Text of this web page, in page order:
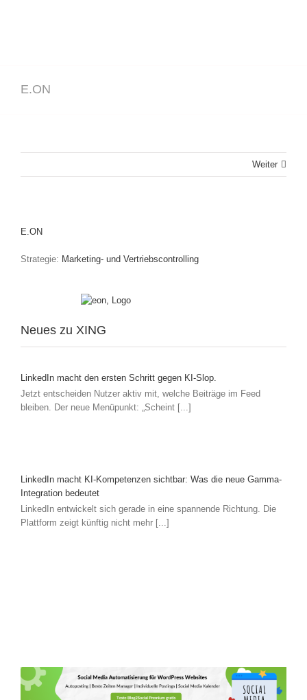
E.ON
Weiter
E.ON
Strategie: Marketing- und Vertriebscontrolling
Neues zu XING
LinkedIn macht den ersten Schritt gegen KI-Slop.
Jetzt entscheiden Nutzer aktiv mit, welche Beiträge im Feed
bleiben. Der neue Menüpunkt: „Scheint [...]
LinkedIn macht KI-Kompetenzen sichtbar: Was die neue Gamma-
Integration bedeutet
LinkedIn entwickelt sich gerade in eine spannende Richtung. Die
Plattform zeigt künftig nicht mehr [...]